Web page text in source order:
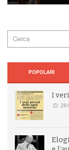
POPOLARI
I